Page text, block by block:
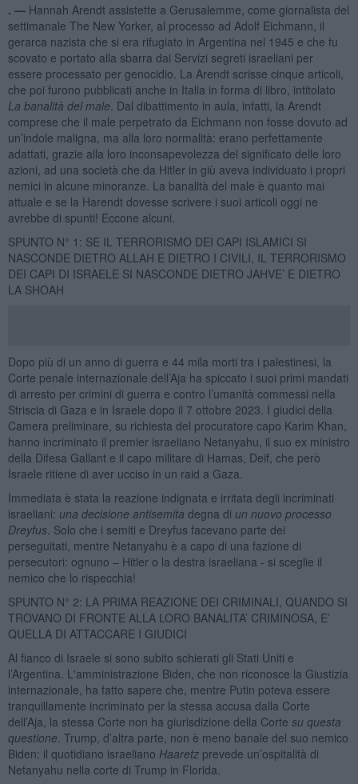
. — Hannah Arendt assistette a Gerusalemme, come giornalista del
settimanale The New Yorker, al processo ad Adolf Eichmann, il
gerarca nazista che si era rifugiato in Argentina nel 1945 e che fu
scovato e portato alla sbarra dai Servizi segreti israeliani per
essere processato per genocidio. La Arendt scrisse cinque articoli,
che poi furono pubblicati anche in Italia in forma di libro, intitolato
La banalità del male . Dal dibattimento in aula, infatti, la Arendt
comprese che il male perpetrato da Eichmann non fosse dovuto ad
un’indole maligna, ma alla loro normalità: erano perfettamente
adattati, grazie alla loro inconsapevolezza del significato delle loro
azioni, ad una società che da Hitler in giù aveva individuato i propri
nemici in alcune minoranze. La banalità del male è quanto mai
attuale e se la Harendt dovesse scrivere i suoi articoli oggi ne
avrebbe di spunti! Eccone alcuni.
SPUNTO N° 1: SE IL TERRORISMO DEI CAPI ISLAMICI SI
NASCONDE DIETRO ALLAH E DIETRO I CIVILI, IL TERRORISMO
DEI CAPI DI ISRAELE SI NASCONDE DIETRO JAHVE’ E DIETRO
LA SHOAH
Dopo più di un anno di guerra e 44 mila morti tra i palestinesi, la
Corte penale internazionale dell’Aja ha spiccato i suoi primi mandati
di arresto per crimini di guerra e contro l’umanità commessi nella
Striscia di Gaza e in Israele dopo il 7 ottobre 2023. I giudici della
Camera preliminare, su richiesta del procuratore capo Karim Khan,
hanno incriminato il premier israeliano Netanyahu, il suo ex ministro
della Difesa Gallant e il capo militare di Hamas, Deif, che però
Israele ritiene di aver ucciso in un raid a Gaza.
Immediata è stata la reazione indignata e irritata degli incriminati
israeliani: una decisione antisemita degna di un nuovo processo
Dreyfus. Solo che i semiti e Dreyfus facevano parte dei
perseguitati, mentre Netanyahu è a capo di una fazione di
persecutori: ognuno – Hitler o la destra israeliana - si sceglie il
nemico che lo rispecchia!
SPUNTO N° 2: LA PRIMA REAZIONE DEI CRIMINALI, QUANDO SI
TROVANO DI FRONTE ALLA LORO BANALITA’ CRIMINOSA, E’
QUELLA DI ATTACCARE I GIUDICI
Al fianco di Israele si sono subito schierati gli Stati Uniti e
l’Argentina. L'amministrazione Biden, che non riconosce la Giustizia
internazionale, ha fatto sapere che, mentre Putin poteva essere
tranquillamente incriminato per la stessa accusa dalla Corte
dell’Aja, la stessa Corte non ha giurisdizione della Corte su questa
questione . Trump, d’altra parte, non è meno banale del suo nemico
Biden: il quotidiano israeliano Haaretzprevede un’ospitalità di
Netanyahu nella corte di Trump in Florida.